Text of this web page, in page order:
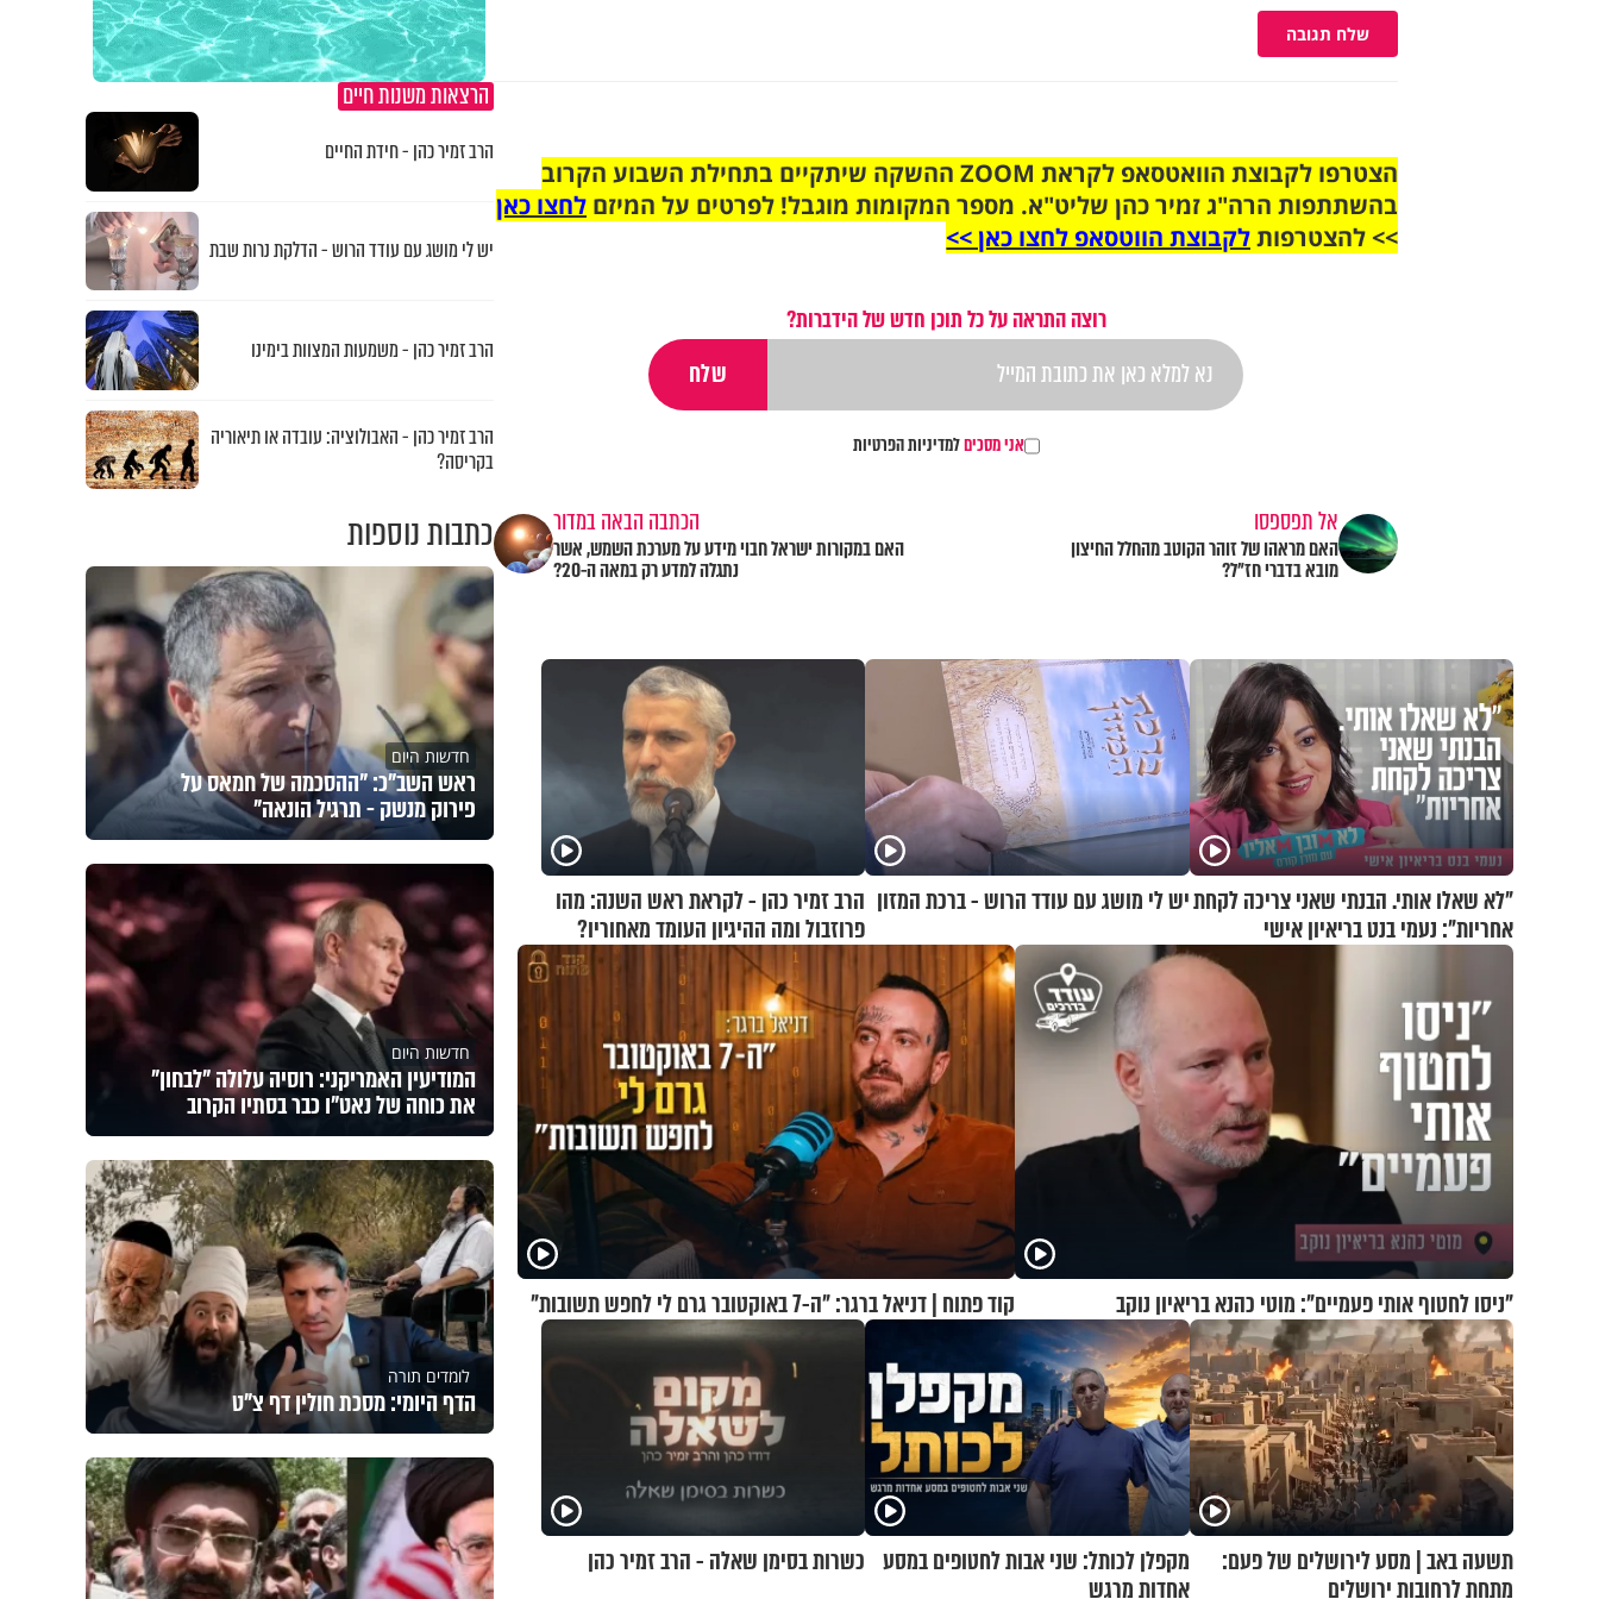
שלח תגובה
הצטרפו לקבוצת הוואטסאפ לקראת ZOOM ההשקה שיתקיים בתחילת השבוע הקרוב
בהשתתפות הרה"ג זמיר כהן שליט"א. מספר המקומות מוגבל! לפרטים על המיזם לחצו כאן
>> להצטרפותלקבוצת הווטסאפ לחצו כאן >>
רוצה התראה על כל תוכן חדש של הידברות?
אני מסכיםלמדיניות הפרטיות
אל תפספסו
האם מראהו של זוהר הקוטב מהחלל החיצון
מובא בדברי חז"ל?
הכתבה הבאה במדור
האם במקורות ישראל חבוי מידע על מערכת השמש, אשר
נתגלה למדע רק במאה ה-20?
"לא שאלו אותי. הבנתי שאני צריכה לקחת
אחריות": נעמי בנט בריאיון אישי
יש לי מושג עם עודד הרוש - ברכת המזון הרב זמיר כהן - לקראת ראש השנה: מהו
פרוזבול ומה ההיגיון העומד מאחוריו?
"ניסו לחטוף אותי פעמיים": מוטי כהנא בריאיון נוקב קוד פתוח | דניאל ברגר: "ה-7 באוקטובר גרם לי לחפש תשובות"
תשעה באב | מסע לירושלים של פעם:
מתחת לרחובות ירושלים
מקפלן לכותל: שני אבות לחטופים במסע
אחדות מרגש
כשרות בסימן שאלה - הרב זמיר כהן
הרצאות משנות חיים
הרב זמיר כהן - חידת החיים
יש לי מושג עם עודד הרוש - הדלקת נרות שבת
הרב זמיר כהן - משמעות המצוות בימינו
הרב זמיר כהן - האבולוציה: עובדה או תיאוריה
בקריסה?
כתבות נוספות
חדשות היום
ראש השב"כ: "ההסכמה של חמאס על
פירוק מנשק - תרגיל הונאה"
חדשות היום
המודיעין האמריקני: רוסיה עלולה "לבחון"
את כוחה של נאט"ו כבר בסתיו הקרוב
לומדים תורה
הדף היומי: מסכת חולין דף צ"ט